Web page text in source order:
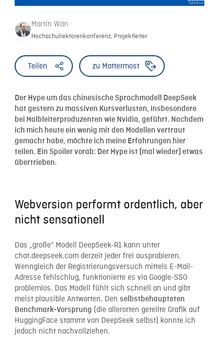
Martin Wan
Hochschulrektorenkonferenz, Projektleiter
Teilen zu Mattermost
Der Hype um das chinesische Sprachmodell DeepSeek
hat gestern zu massiven Kursverlusten, insbesondere
bei Halbleiterproduzenten wie Nvidia, geführt. Nachdem
ich mich heute ein wenig mit den Modellen vertraut
gemacht habe, möchte ich meine Erfahrungen hier
teilen. Ein Spoiler vorab: Der Hype ist (mal wieder) etwas
übertrieben.
Webversion performt ordentlich, aber
nicht sensationell
Das „große“ Modell DeepSeek-R1 kann unter
chat.deepseek.com derzeit jeder frei ausprobieren.
Wenngleich der Registrierungsversuch mittels E-Mail-
Adresse fehlschlug, funktionierte es via Google-SSO
problemlos. Das Modell fühlt sich schnell an und gibt
meist plausible Antworten. Den selbstbehaupteten
Benchmark-Vorsprung (die allerorten geteilte Grafik auf
HuggingFace stammt von DeepSeek selbst) konnte ich
jedoch nicht nachvollziehen.